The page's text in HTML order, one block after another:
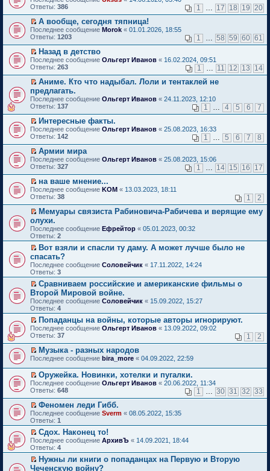
и
т
а
н
н
о
м
у
с
о
о
б
щ
е
н
и
ю
е
п
р
о
ч
и
т
а
н
н
о
м
у
с
о
б
щ
е
н
и
ю
е
р
в
о
м
у
н
е
п
р
о
ч
и
т
а
н
н
о
м
у
с
о
о
б
щ
е
н
и
ю
т
и
к
п
е
р
в
о
м
у
н
е
п
р
о
и
т
а
н
н
о
м
у
с
о
о
б
щ
е
н
и
ю
е
е
й
т
и
к
п
е
р
в
о
м
у
н
е
п
р
о
и
т
а
н
н
о
м
у
с
о
о
б
щ
е
н
и
ю
Ответы: 386 1 17 18 19 20
П
е
е
й
т
и
к
п
е
р
в
о
м
у
н
е
п
р
о
и
т
а
н
н
о
м
у
с
о
о
б
щ
е
н
и
ю
А вообще, сегодня тяпница!
Последнее сообщение Morok « 01.01.2026, 18:55
Ответы: 1203 1 58 59 60 61
П
е
е
й
т
и
к
п
е
р
в
о
м
у
н
е
п
р
о
и
а
н
н
о
у
с
о
о
щ
е
н
и
ю
Назад в детство
Последнее сообщение Ольгерт Иванов « 16.02.2024, 09:51
Ответы: 263 1 11 12 13 14
П
е
р
е
й
т
и
к
п
е
р
в
о
м
у
н
е
п
р
о
ч
и
а
н
н
о
м
у
с
о
о
б
щ
е
и
ю
Аниме. Кто что надыбал. Лоли и тентаклей не
предлагать.
Последнее сообщение Ольгерт Иванов « 24.11.2023, 12:10
Ответы: 137 1 4 5 6 7
П
е
е
й
т
и
п
е
р
в
о
м
у
н
е
п
р
о
ч
и
т
а
н
н
о
м
у
с
о
о
б
е
н
и
ю
Интересные факты.
Последнее сообщение Ольгерт Иванов « 25.08.2023, 16:33
Ответы: 142 1 5 6 7 8
П
е
е
й
т
и
к
п
е
р
в
о
м
у
н
е
п
р
о
ч
и
т
а
н
н
о
м
у
с
о
о
б
е
н
и
ю
Армии мира
Последнее сообщение Ольгерт Иванов « 25.08.2023, 15:06
Ответы: 327 1 14 15 16 17
П
е
е
й
т
и
к
п
е
р
в
о
м
у
н
е
п
р
о
ч
и
т
а
н
н
о
м
у
с
о
о
б
щ
е
н
и
ю
на ваше мнение...
Последнее сообщение KOM « 13.03.2023, 18:11
Ответы: 38 1 2
П
е
р
е
й
т
и
к
п
е
р
в
о
м
у
н
е
р
о
ч
и
т
а
н
н
о
м
у
с
о
о
б
щ
е
Мемуары связиста Рабиновича-Рабичева и верящие ему
олухи.
Последнее сообщение Ефрейтор « 05.01.2023, 00:32
Ответы: 2
П
е
р
е
й
т
и
к
п
е
р
в
м
у
н
е
п
р
о
ч
и
т
а
н
н
о
м
у
с
Вот взяли и спасли ту даму. А может лучше было не
спасать?
Последнее сообщение Соловейчик « 17.11.2022, 14:24
Ответы: 3
П
е
р
е
й
т
и
п
е
р
в
о
м
у
н
е
п
р
о
ч
и
т
а
н
Сравниваем российские и американские фильмы о
Второй Мировой войне.
Последнее сообщение Соловейчик « 15.09.2022, 15:27
Ответы: 4
П
е
е
й
т
и
к
п
е
р
в
о
м
у
н
е
п
р
о
Попаданцы на войны, которые авторы игнорируют.
Последнее сообщение Ольгерт Иванов « 13.09.2022, 09:02
Ответы: 37 1 2
П
р
е
й
т
и
к
п
е
р
в
о
м
у
Музыка - разных народов
Последнее сообщение bira_more « 04.09.2022, 22:59
П
е
е
т
и
к
п
е
р
в
о
Оружейка. Новинки, хотелки и пугалки.
Последнее сообщение Ольгерт Иванов « 20.06.2022, 11:34
Ответы: 648 1 30 31 32 33
П
е
р
е
й
т
и
к
п
Феномен леди Гибб.
Последнее сообщение Sverm « 08.05.2022, 15:35
Ответы: 1
П
е
р
е
й
Сдох. Наконец то!
Последнее сообщение АрхивЪ « 14.09.2021, 18:44
Ответы: 4
П
Нужны ли книги о попаданцах на Первую и Вторую
Чеченскую войну?